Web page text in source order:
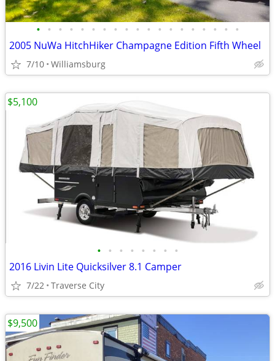
• • • • • • • • • • • • • • • • • • •
2005 NuWa HitchHiker Champagne Edition Fifth Wheel
7/10 Williamsburg
• • • • • • • •
2016 Livin Lite Quicksilver 8.1 Camper
7/22 Traverse City
$5,100
$9,500